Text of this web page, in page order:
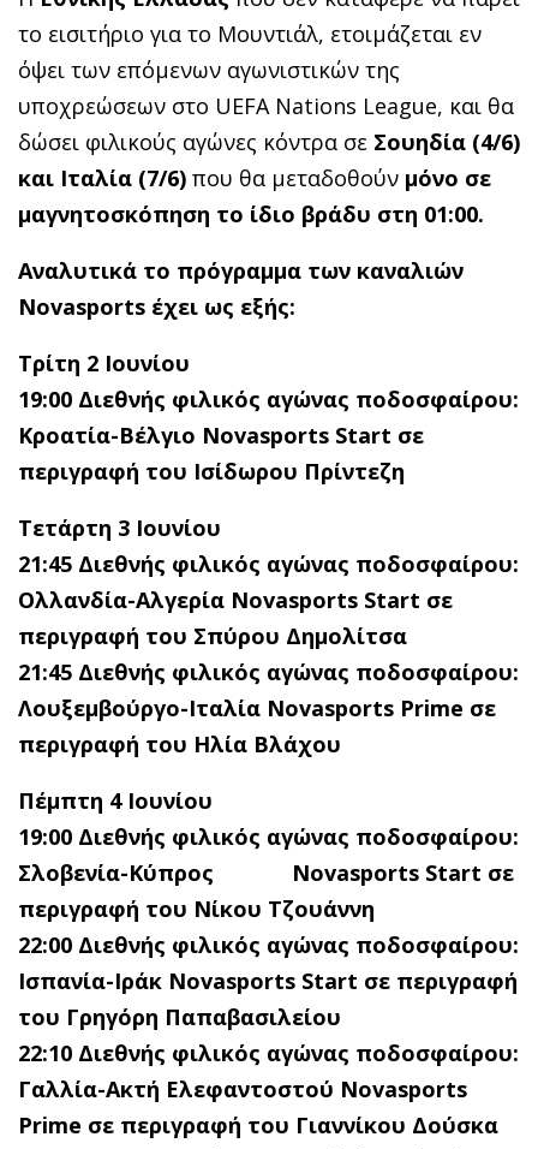
το εισιτήριο για το Μουντιάλ, ετοιμάζεται εν
όψει των επόμενων αγωνιστικών της
υποχρεώσεων στο UEFA Nations League, και θα
δώσει φιλικούς αγώνες κόντρα σε Σουηδία (4/6)
και Ιταλία (7/6) που θα μεταδοθούν μόνο σε
μαγνητοσκόπηση το ίδιο βράδυ στη 01:00.
Αναλυτικά το πρόγραμμα των καναλιών
Novasports έχει ως εξής:
Τρίτη 2 Ιουνίου
19:00 Διεθνής φιλικός αγώνας ποδοσφαίρου:
Κροατία-Βέλγιο Novasports Start σε
περιγραφή του Ισίδωρου Πρίντεζη
Τετάρτη 3 Ιουνίου
21:45 Διεθνής φιλικός αγώνας ποδοσφαίρου:
Ολλανδία-Αλγερία Novasports Start σε
περιγραφή του Σπύρου Δημολίτσα
21:45 Διεθνής φιλικός αγώνας ποδοσφαίρου:
Λουξεμβούργο-Ιταλία Novasports Prime σε
περιγραφή του Ηλία Βλάχου
Πέμπτη 4 Ιουνίου
19:00 Διεθνής φιλικός αγώνας ποδοσφαίρου:
Σλοβενία-Κύπρος Novasports Start σε
περιγραφή του Νίκου Τζουάννη
22:00 Διεθνής φιλικός αγώνας ποδοσφαίρου:
Ισπανία-Ιράκ Novasports Start σε περιγραφή
του Γρηγόρη Παπαβασιλείου
22:10 Διεθνής φιλικός αγώνας ποδοσφαίρου:
Γαλλία-Ακτή Ελεφαντοστού Novasports
Prime σε περιγραφή του Γιαννίκου Δούσκα